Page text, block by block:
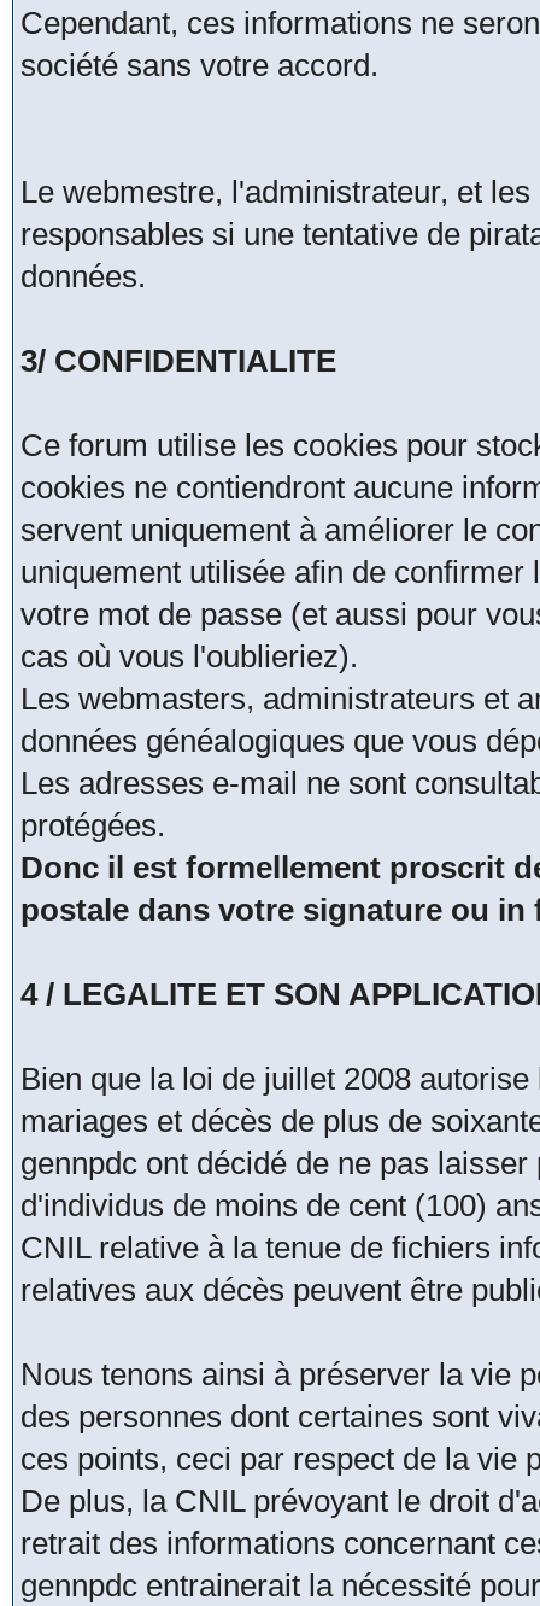
Cependant, ces informations ne
société sans votre accord.
Le webmestre, l'administrateur, et
responsables si une tentative de
données.
3/ CONFIDENTIALITE
Ce forum utilise les cookies pour
cookies ne contiendront aucune
servent uniquement à améliorer le
uniquement utilisée afin de
votre mot de passe (et aussi pour
cas où vous l'oublieriez).
Les webmasters, administrateurs et
données généalogiques que vous
Les adresses e-mail ne sont
protégées.
Donc il est formellement proscrit
postale dans votre signature ou
4 / LEGALITE ET SON
Bien que la loi de juillet 2008
mariages et décès de plus de
gennpdc ont décidé de ne pas
d'individus de moins de cent (100)
CNIL relative à la tenue de fichiers
relatives aux décès peuvent être
Nous tenons ainsi à préserver la vie
des personnes dont certaines sont
ces points, ceci par respect de la vie
De plus, la CNIL prévoyant le droit
retrait des informations concernant
gennpdc entrainerait la nécessité